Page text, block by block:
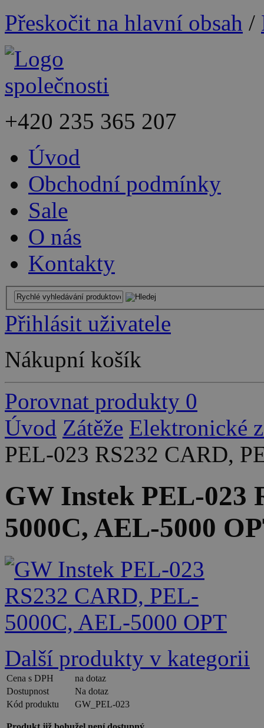
Přeskočit na hlavní obsah /
+420 235 365 207
Úvod
Obchodní podmínky
Sale
O nás
Kontakty
Přihlásit uživatele
Nákupní košík
Porovnat produkty 0
Úvod Zátěže Elektronické
PEL-023 RS232 CARD,
GW Instek PEL-023
5000C, AEL-5000
Další produkty v kategorii
Cena s DPH
na dotaz
Dostupnost
Na dotaz
Kód produktu
GW_PEL-023